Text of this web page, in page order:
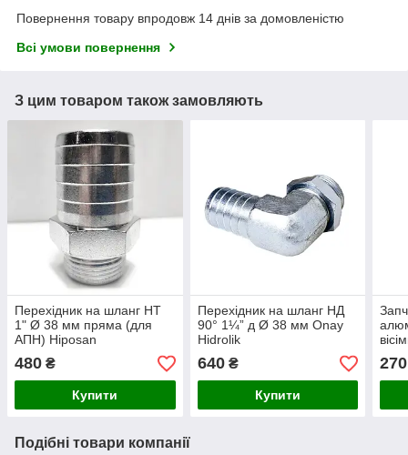
Повернення товару впродовж 14 днів за домовленістю
Всі умови повернення
З цим товаром також замовляють
Перехідник на шланг НТ
1" Ø 38 мм пряма (для
АПН) Hiposan
480 ₴
Купити
Перехідник на шланг НД
90° 1¼” д Ø 38 мм Onay
Hidrolik
640₴
Купити
270
Подібні товари компанії